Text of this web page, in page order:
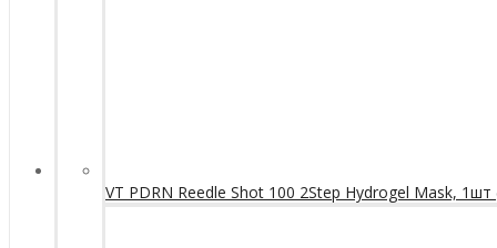
VT PDRN Reedle Shot 100 2Step Hydrogel Mask,